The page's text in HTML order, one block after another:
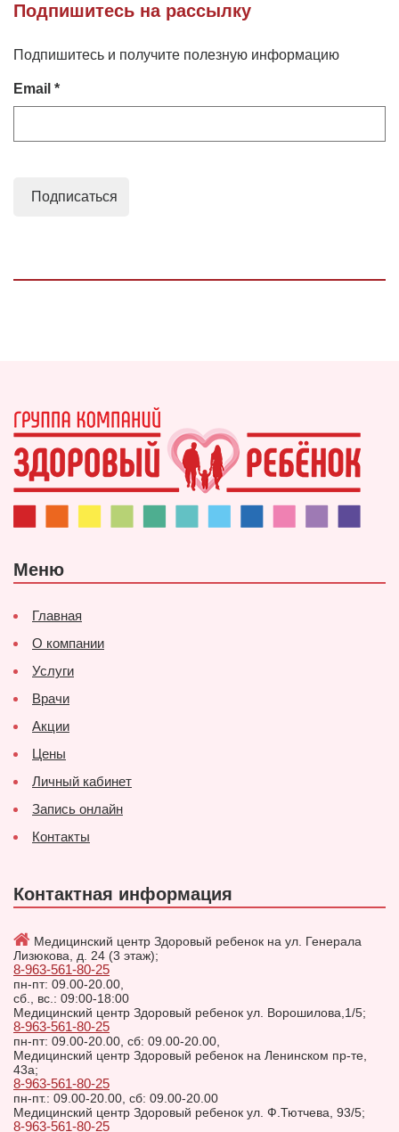
Подпишитесь на рассылку
Подпишитесь и получите полезную информацию
Email *
Меню
Главная
О компании
Услуги
Врачи
Акции
Цены
Личный кабинет
Запись онлайн
Контакты
Контактная информация
Медицинский центр Здоровый ребенок на ул. Генерала
Лизюкова, д. 24 (3 этаж);
8-963-561-80-25
пн-пт: 09.00-20.00,
сб., вс.: 09:00-18:00
Медицинский центр Здоровый ребенок ул. Ворошилова,1/5;
8-963-561-80-25
пн-пт: 09.00-20.00, сб: 09.00-20.00,
Медицинский центр Здоровый ребенок на Ленинском пр-те,
43а;
8-963-561-80-25
пн-пт.: 09.00-20.00, сб: 09.00-20.00
Медицинский центр Здоровый ребенок ул. Ф.Тютчева, 93/5;
8-963-561-80-25